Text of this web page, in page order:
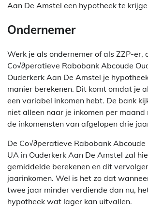
Aan De Amstel een hypotheek te
Ondernemer
Werk je als ondernemer of als ZZP-er,
Co√∂peratieve Rabobank Abcoude
Ouderkerk Aan De Amstel je
manier berekenen. Dit komt omdat je
een variabel inkomen hebt. De bank
niet alleen naar je inkomen per
de inkomensten van afgelopen drie
De Co√∂peratieve Rabobank
UA in Ouderkerk Aan De Amstel zal
gemiddelde berekenen en dit
jaarinkomen. Wel is het zo dat
twee jaar minder verdiende dan nu,
hypotheek wat lager kan uitvallen.